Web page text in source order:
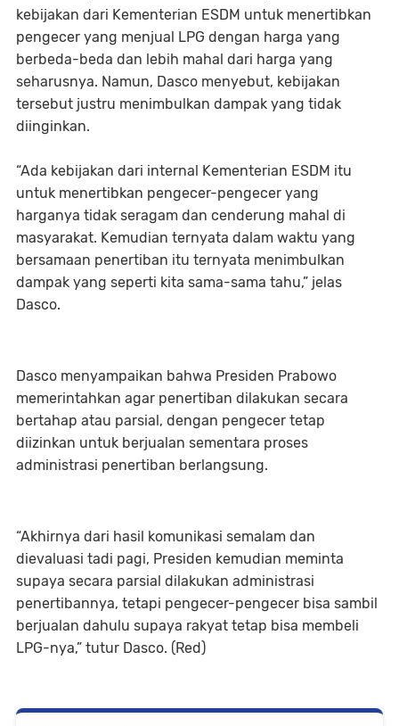
kebijakan dari Kementerian ESDM untuk menertibkan
pengecer yang menjual LPG dengan harga yang
berbeda-beda dan lebih mahal dari harga yang
seharusnya. Namun, Dasco menyebut, kebijakan
tersebut justru menimbulkan dampak yang tidak
diinginkan.
“Ada kebijakan dari internal Kementerian ESDM itu
untuk menertibkan pengecer-pengecer yang
harganya tidak seragam dan cenderung mahal di
masyarakat. Kemudian ternyata dalam waktu yang
bersamaan penertiban itu ternyata menimbulkan
dampak yang seperti kita sama-sama tahu,” jelas
Dasco.
Dasco menyampaikan bahwa Presiden Prabowo
memerintahkan agar penertiban dilakukan secara
bertahap atau parsial, dengan pengecer tetap
diizinkan untuk berjualan sementara proses
administrasi penertiban berlangsung.
“Akhirnya dari hasil komunikasi semalam dan
dievaluasi tadi pagi, Presiden kemudian meminta
supaya secara parsial dilakukan administrasi
penertibannya, tetapi pengecer-pengecer bisa sambil
berjualan dahulu supaya rakyat tetap bisa membeli
LPG-nya,” tutur Dasco. (Red)